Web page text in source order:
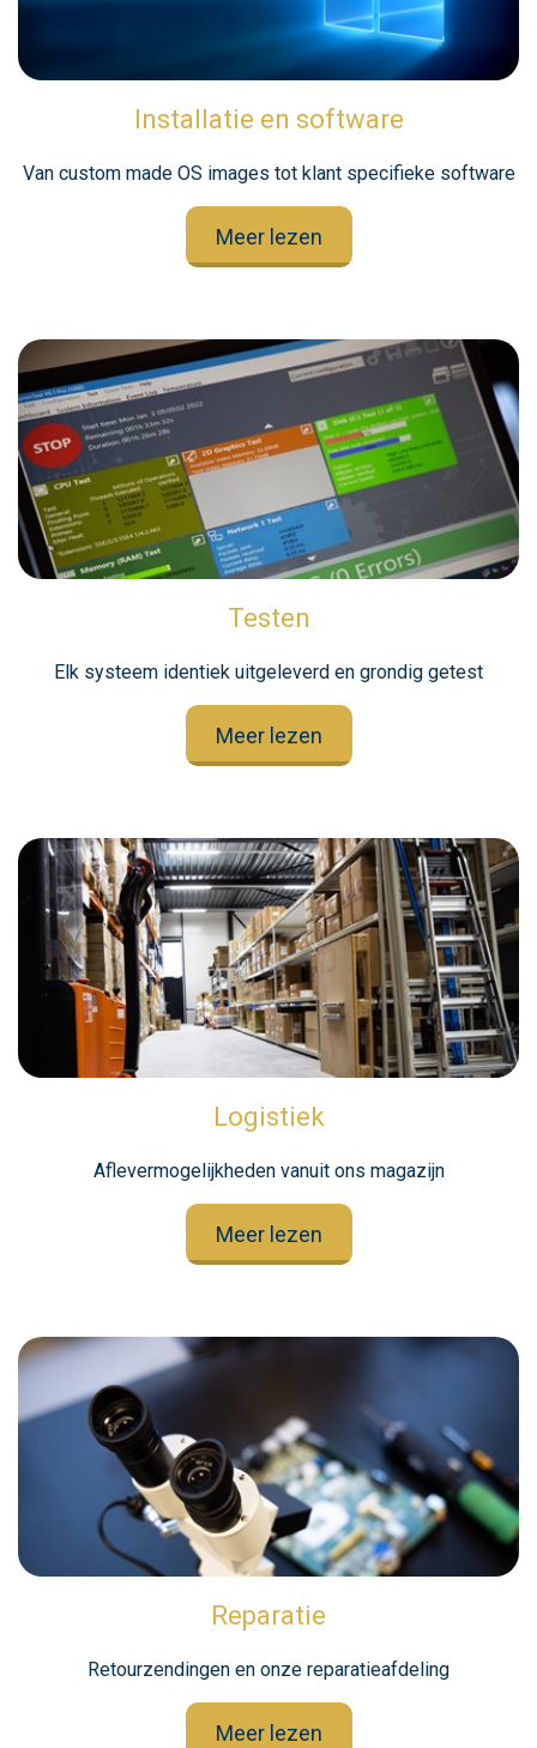
Installatie en software
Van custom made OS images tot klant specifieke software
Meer lezen
Testen
Elk systeem identiek uitgeleverd en grondig getest
Meer lezen
Logistiek
Aflevermogelijkheden vanuit ons magazijn
Meer lezen
Reparatie
Retourzendingen en onze reparatieafdeling
Meer lezen